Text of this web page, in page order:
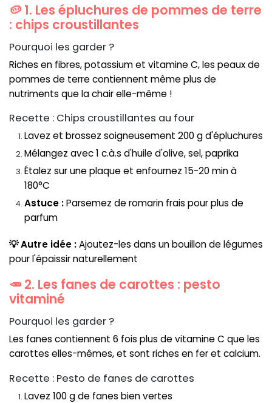
🥔 1. Les épluchures de pommes de terre
: chips croustillantes
Pourquoi les garder ?
Riches en fibres, potassium et vitamine C, les peaux de
pommes de terre contiennent même plus de
nutriments que la chair elle-même !
Recette : Chips croustillantes au four
Lavez et brossez soigneusement 200 g d'épluchures
Mélangez avec 1 c.à.s d'huile d'olive, sel, paprika
Étalez sur une plaque et enfournez 15-20 min à
180°C
Astuce :Parsemez de romarin frais pour plus de
parfum
💡 Autre idée :Ajoutez-les dans un bouillon de légumes
pour l'épaissir naturellement
🥕 2. Les fanes de carottes : pesto
vitaminé
Pourquoi les garder ?
Les fanes contiennent 6 fois plus de vitamine C que les
carottes elles-mêmes, et sont riches en fer et calcium.
Recette : Pesto de fanes de carottes
Lavez 100 g de fanes bien vertes